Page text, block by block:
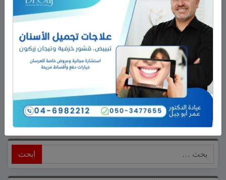
التخلص من الصراع الداخلي، كأن ينظر مثلا
إلى شخصيات شهيرة كانت تدخن ومع ذلك
عاشت فترة طويلة، لذلك قد تجد أحد
المدخنين يقول إن تشرشل كان يدخن ولا
يمارس الرياضة ومع ذلك عاش طويلا.
نشر فيطب وصحة